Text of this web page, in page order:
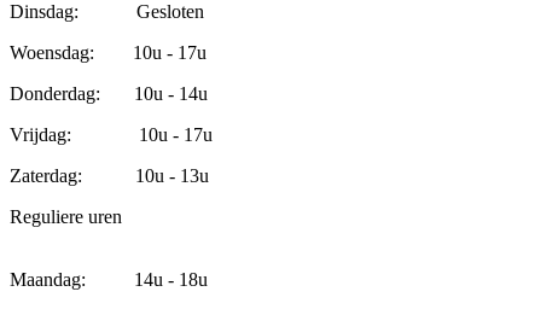
Dinsdag: Gesloten
Woensdag: 10u - 17u
Donderdag: 10u - 14u
Vrijdag: 10u - 17u
Zaterdag: 10u - 13u
Reguliere uren
Maandag: 14u - 18u